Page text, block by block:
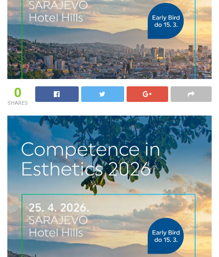
0
SHARES